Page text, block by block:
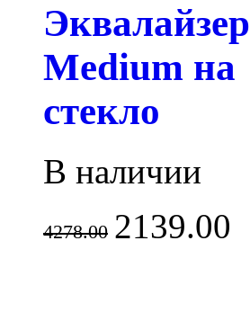
Эквалайзер
Medium на
стекло
В наличии
4278.00 2139.00